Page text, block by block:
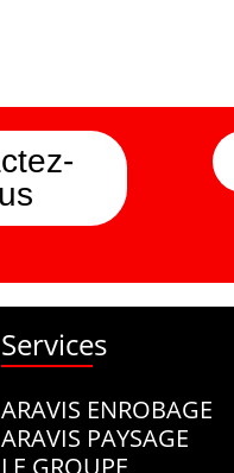
Services
ARAVIS ENROBAGE
ARAVIS PAYSAGE
LE GROUPE